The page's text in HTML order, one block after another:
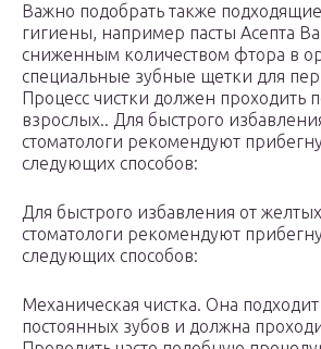
Важно подобрать также подходящие
гигиены, например пасты Асепта
сниженным количеством фтора в
специальные зубные щетки для
Процесс чистки должен проходить
взрослых.. Для быстрого
стоматологи рекомендуют
следующих способов:
Для быстрого избавления от
стоматологи рекомендуют
следующих способов:
Механическая чистка. Она
постоянных зубов и должна